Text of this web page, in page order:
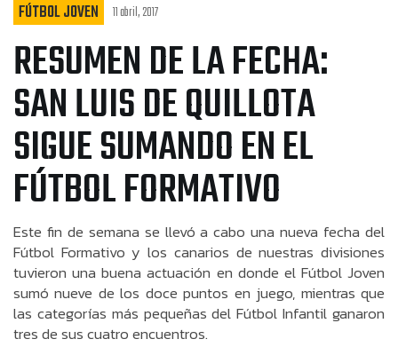
FÚTBOL JOVEN 11 abril, 2017
RESUMEN DE LA FECHA:
SAN LUIS DE QUILLOTA
SIGUE SUMANDO EN EL
FÚTBOL FORMATIVO
Este fin de semana se llevó a cabo una nueva fecha del
Fútbol Formativo y los canarios de nuestras divisiones
tuvieron una buena actuación en donde el Fútbol Joven
sumó nueve de los doce puntos en juego, mientras que
las categorías más pequeñas del Fútbol Infantil ganaron
tres de sus cuatro encuentros.